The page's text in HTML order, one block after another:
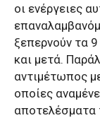
οι ενέργειες
ξεπερνούν τα
και μετά.
αντιμέτωπος
οποίες
αποτελέσματα